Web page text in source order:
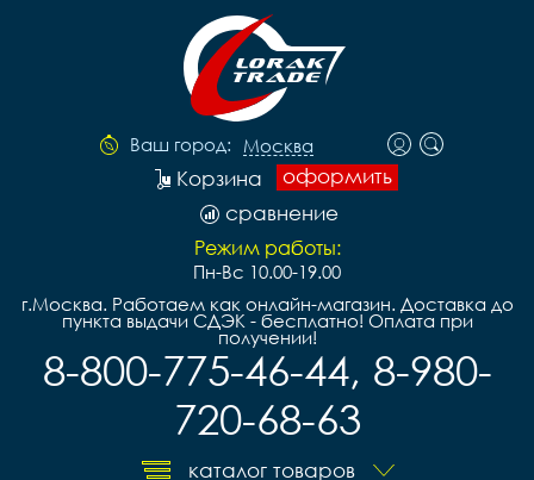
Ваш город: Москва
оформить
Корзина
сравнение
Режим работы:
Пн-Вс 10.00-19.00
г.Москва. Работаем как онлайн-магазин. Доставка до
пункта выдачи СДЭК - бесплатно! Оплата при
получении!
8-800-775-46-44, 8-980-
720-68-63
каталог товаров